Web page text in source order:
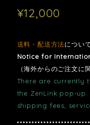
¥12,000
送料・配送方法につい
Notice for
（海外からのご注文に
There are currently
the ZenLink pop-up.
shipping fees,